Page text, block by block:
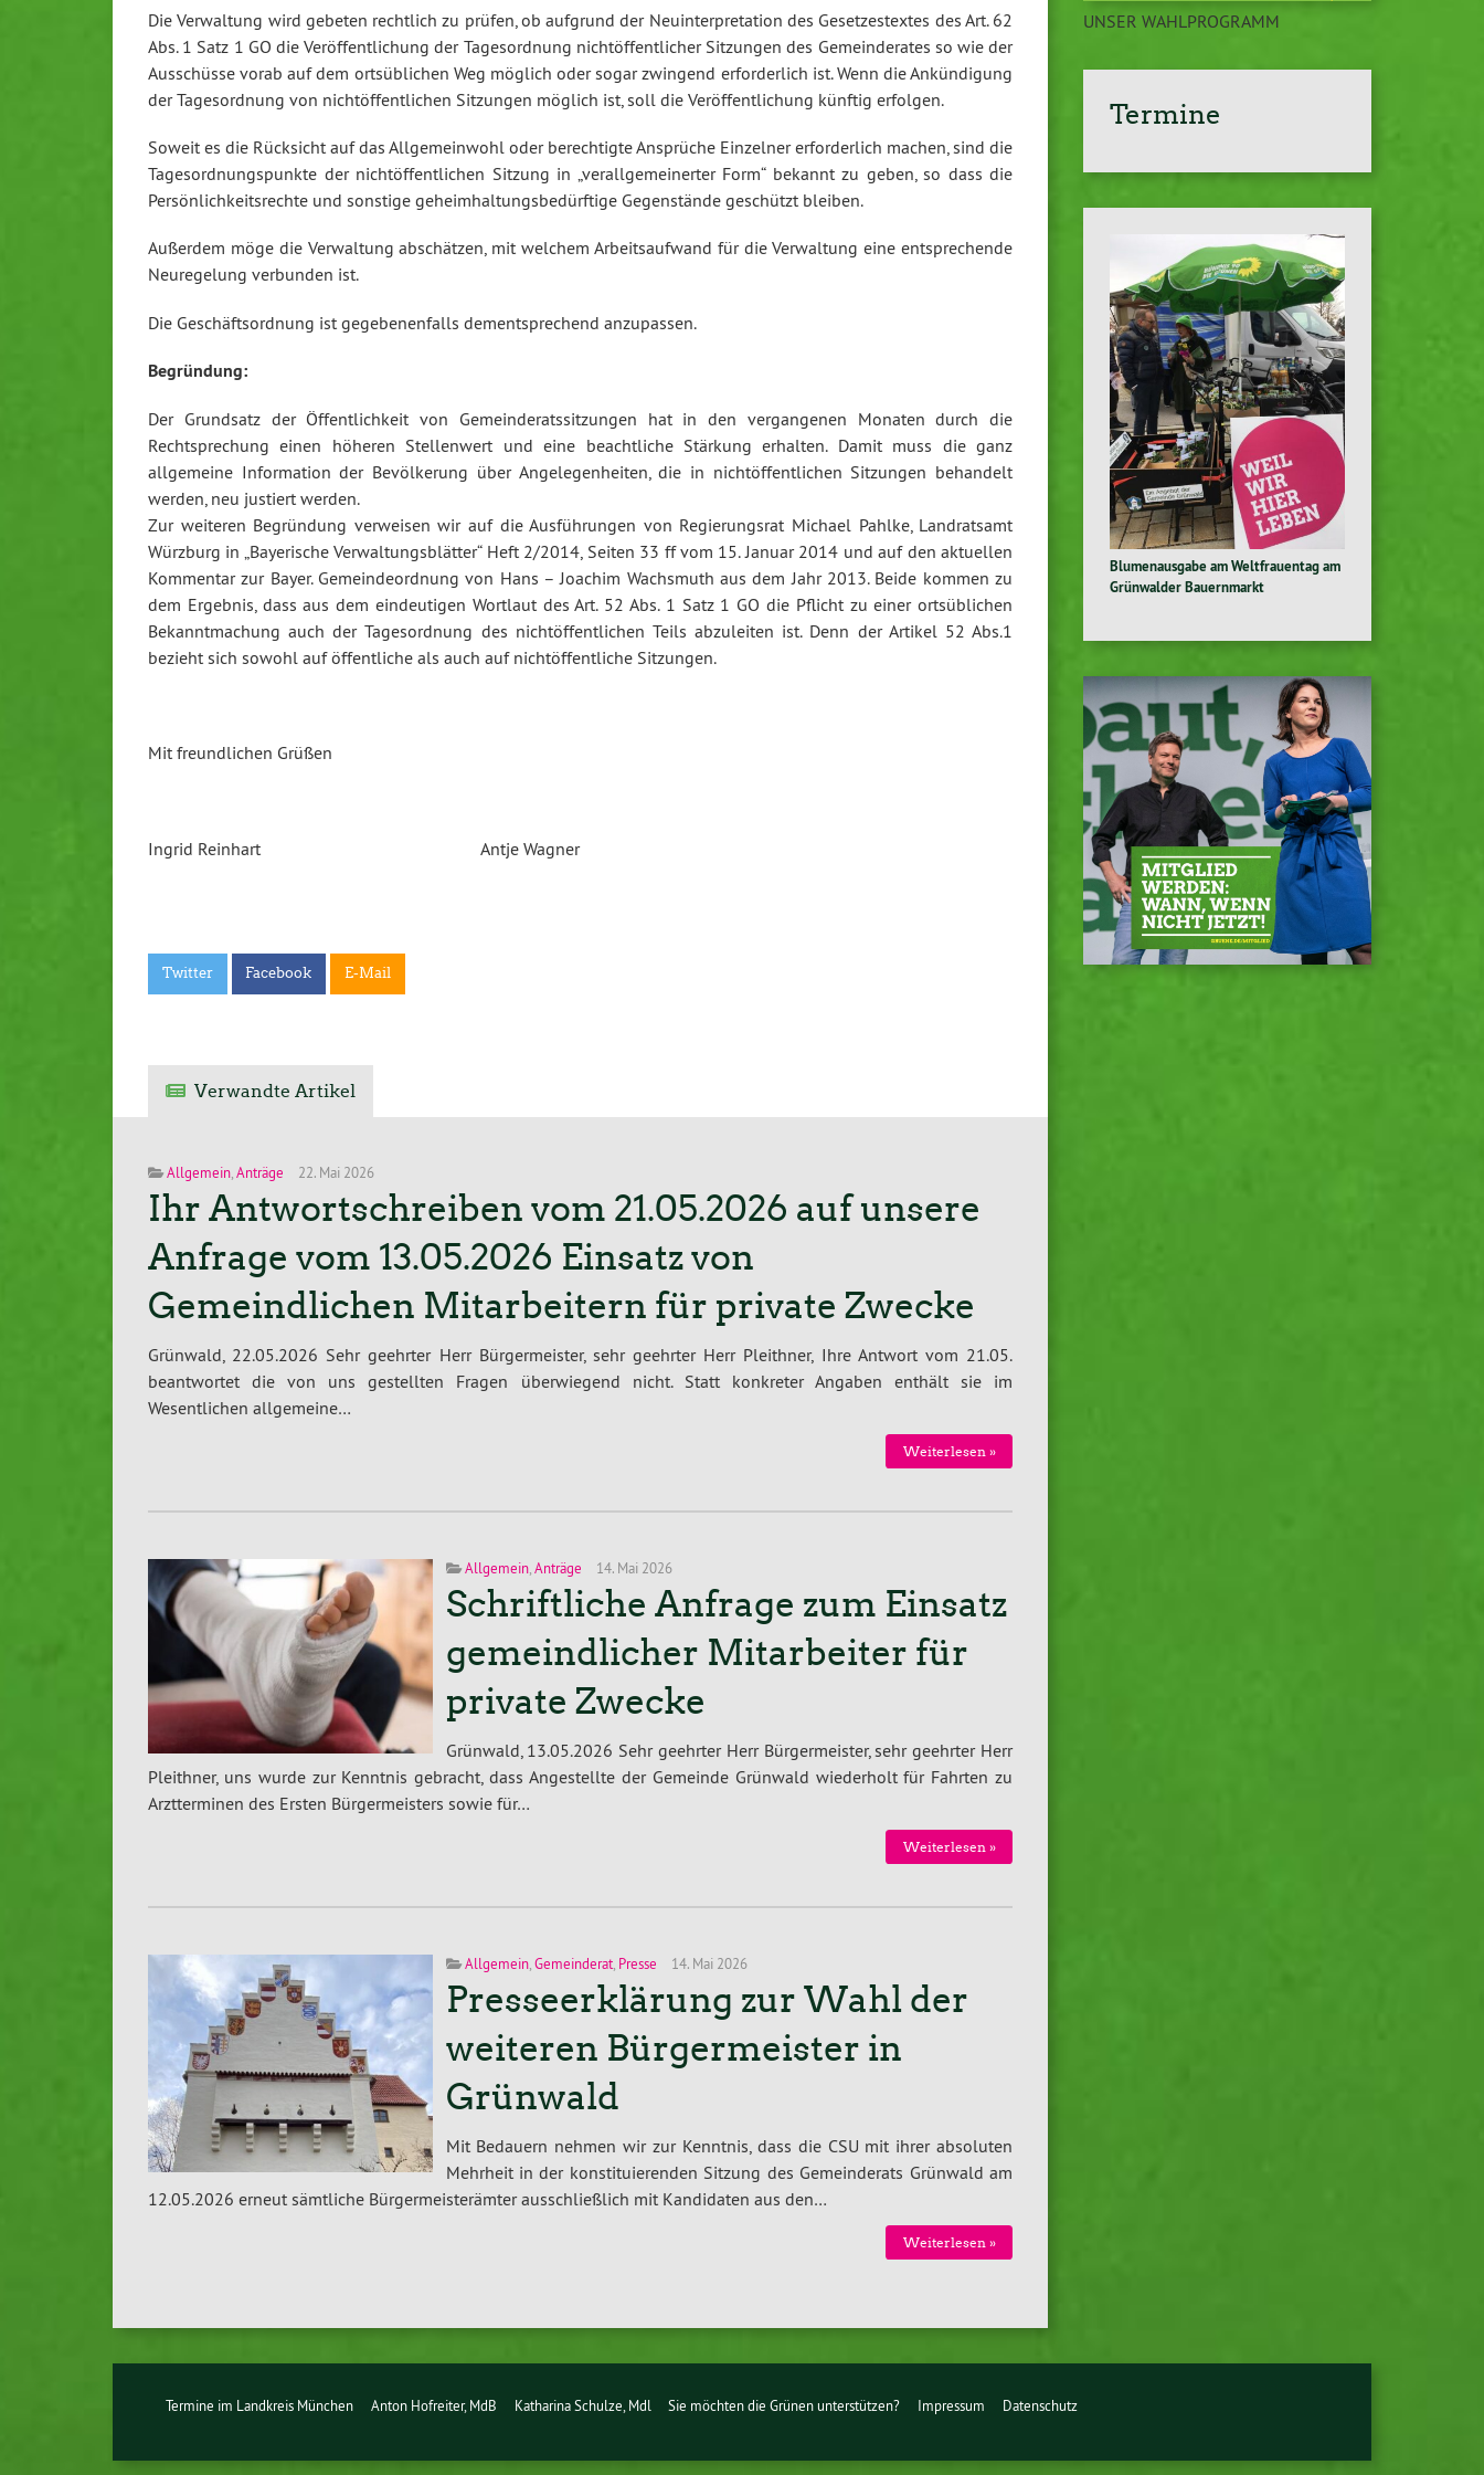
Die Verwaltung wird gebeten rechtlich zu prüfen, ob aufgrund der Neuinterpretation des Gesetzestextes des Art. 62
Abs. 1 Satz 1 GO die Veröffentlichung der Tagesordnung nichtöffentlicher Sitzungen des Gemeinderates so wie der
Ausschüsse vorab auf dem ortsüblichen Weg möglich oder sogar zwingend erforderlich ist. Wenn die Ankündigung
der Tagesordnung von nichtöffentlichen Sitzungen möglich ist, soll die Veröffentlichung künftig erfolgen.
Soweit es die Rücksicht auf das Allgemeinwohl oder berechtigte Ansprüche Einzelner erforderlich machen, sind die
Tagesordnungspunkte der nichtöffentlichen Sitzung in „verallgemeinerter Form“ bekannt zu geben, so dass die
Persönlichkeitsrechte und sonstige geheimhaltungsbedürftige Gegenstände geschützt bleiben.
Außerdem möge die Verwaltung abschätzen, mit welchem Arbeitsaufwand für die Verwaltung eine entsprechende
Neuregelung verbunden ist.
Die Geschäftsordnung ist gegebenenfalls dementsprechend anzupassen.
Begründung:
Der Grundsatz der Öffentlichkeit von Gemeinderatssitzungen hat in den vergangenen Monaten durch die
Rechtsprechung einen höheren Stellenwert und eine beachtliche Stärkung erhalten. Damit muss die ganz
allgemeine Information der Bevölkerung über Angelegenheiten, die in nichtöffentlichen Sitzungen behandelt
werden, neu justiert werden.
Zur weiteren Begründung verweisen wir auf die Ausführungen von Regierungsrat Michael Pahlke, Landratsamt
Würzburg in „Bayerische Verwaltungsblätter“ Heft 2/2014, Seiten 33 ff vom 15. Januar 2014 und auf den aktuellen
Kommentar zur Bayer. Gemeindeordnung von Hans – Joachim Wachsmuth aus dem Jahr 2013. Beide kommen zu
dem Ergebnis, dass aus dem eindeutigen Wortlaut des Art. 52 Abs. 1 Satz 1 GO die Pflicht zu einer ortsüblichen
Bekanntmachung auch der Tagesordnung des nichtöffentlichen Teils abzuleiten ist. Denn der Artikel 52 Abs.1
bezieht sich sowohl auf öffentliche als auch auf nichtöffentliche Sitzungen.
Mit freundlichen Grüßen
Ingrid Reinhart Antje Wagner
Twitter Facebook E-Mail
Verwandte Artikel
Allgemein Anträge 22. Mai 2026
Ihr Antwortschreiben vom 21.05.2026 auf unsere
Anfrage vom 13.05.2026 Einsatz von
Gemeindlichen Mitarbeitern für private Zwecke
Grünwald, 22.05.2026 Sehr geehrter Herr Bürgermeister, sehr geehrter Herr Pleithner, Ihre Antwort vom 21.05.
beantwortet die von uns gestellten Fragen überwiegend nicht. Statt konkreter Angaben enthält sie im
Wesentlichen allgemeine…
Weiterlesen »
Allgemein, Anträge 14. Mai 2026
Schriftliche Anfrage zum Einsatz
gemeindlicher Mitarbeiter für
private Zwecke
Grünwald, 13.05.2026 Sehr geehrter Herr Bürgermeister, sehr geehrter Herr
Pleithner, uns wurde zur Kenntnis gebracht, dass Angestellte der Gemeinde Grünwald wiederholt für Fahrten zu
Arztterminen des Ersten Bürgermeisters sowie für…
Weiterlesen »
Allgemein, Gemeinderat, Presse 14. Mai 2026
Presseerklärung zur Wahl der
weiteren Bürgermeister in
Grünwald
Mit Bedauern nehmen wir zur Kenntnis, dass die CSU mit ihrer absoluten
Mehrheit in der konstituierenden Sitzung des Gemeinderats Grünwald am
12.05.2026 erneut sämtliche Bürgermeisterämter ausschließlich mit Kandidaten aus den…
Weiterlesen »
UNSER WAHLPROGRAMM
Termine
Blumenausgabe am Weltfrauentag am
Grünwalder Bauernmarkt
Termine im Landkreis München Anton Hofreiter, MdB Katharina Schulze, Mdl Sie möchten die Grünen unterstützen? Impressum Datenschutz